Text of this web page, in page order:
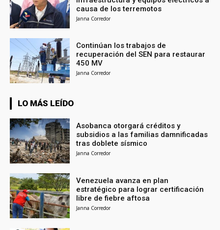
causa de los terremotos
Janna Corredor
Continúan los trabajos de
recuperación del SEN para restaurar
450 MV
Janna Corredor
LO MÁS LEÍDO
Asobanca otorgará créditos y
subsidios a las familias damnificadas
tras doblete sísmico
Janna Corredor
Venezuela avanza en plan
estratégico para lograr certificación
libre de fiebre aftosa
Janna Corredor